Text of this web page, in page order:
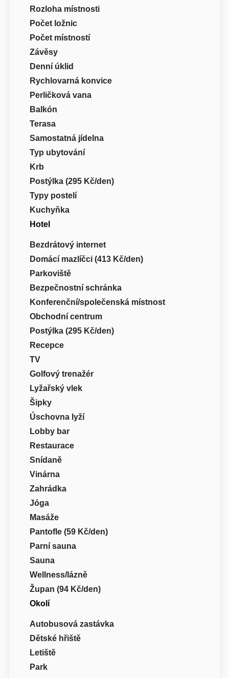
Rozloha místnosti
Počet ložnic
Počet místností
Závěsy
Denní úklid
Rychlovarná konvice
Perličková vana
Balkón
Terasa
Samostatná jídelna
Typ ubytování
Krb
Postýlka (295 Kč/den)
Typy postelí
Kuchyňka
Hotel
Bezdrátový internet
Domácí mazlíčci (413 Kč/den)
Parkoviště
Bezpečnostní schránka
Konferenční/společenská místnost
Obchodní centrum
Postýlka (295 Kč/den)
Recepce
TV
Golfový trenažér
Lyžařský vlek
Šipky
Úschovna lyží
Lobby bar
Restaurace
Snídaně
Vinárna
Zahrádka
Jóga
Masáže
Pantofle (59 Kč/den)
Parní sauna
Sauna
Wellness/lázně
Župan (94 Kč/den)
Okolí
Autobusová zastávka
Dětské hřiště
Letiště
Park